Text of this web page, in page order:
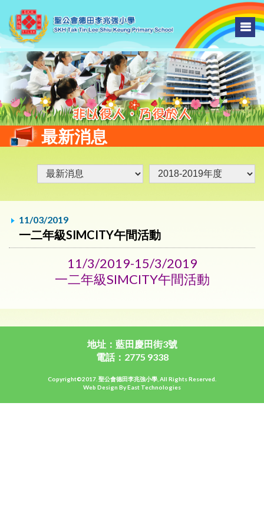
最新消息
11/03/2019
一二年級SIMCITY午間活動
11/3/2019-15/3/2019
一二年級SIMCITY午間活動
地址：藍田慶田街3號
電話：2775 9338
Copyright©2017. 聖公會德田李兆強小學, All Rights Reserved.
Web Design By East Technologies